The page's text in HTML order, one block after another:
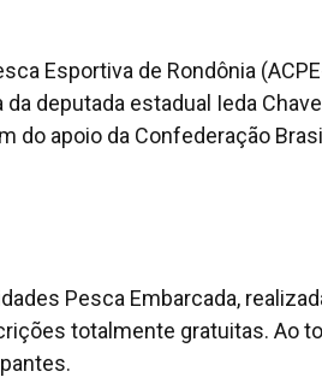
Esportiva de Rondônia
deputada estadual Ieda
do apoio da Confederação
Pesca Embarcada,
totalmente gratuitas. Ao